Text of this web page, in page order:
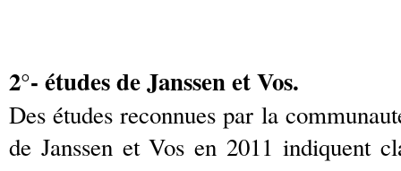
2°- études de Janssen et Vos.
Des études reconnues par la
de Janssen et Vos en 2011 indiquent